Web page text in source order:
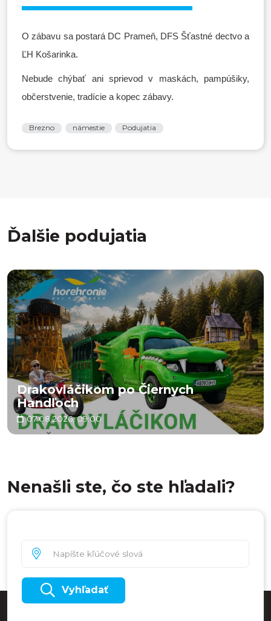
O zábavu sa postará DC Prameň, DFS Šťastné dectvo a
ĽH Košarinka.
Nebude chýbať ani sprievod v maskách, pampúšiky,
občerstvenie, tradície a kopec zábavy.
Brezno námestie Podujatia
Ďalšie podujatia
Drakovláčikom po Čiernych
Handľoch
07.08.2026, 09:00
Nenašli ste, čo ste hľadali?
Vyhľadať